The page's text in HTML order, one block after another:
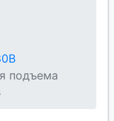
подъема